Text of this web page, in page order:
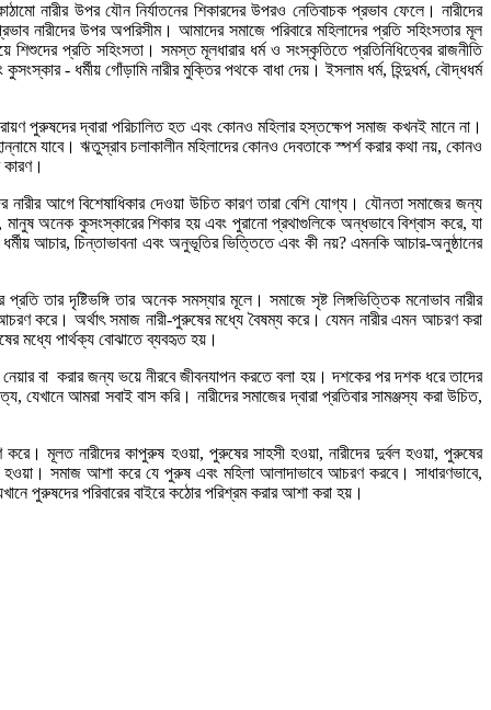
নারীর উপর যৌন নির্যাতনের শিকারদের উপরও নেতিবাচক প্রভাব ফেলে। নারীদের
নারীদের উপর অপরিসীম। আমাদের সমাজে পরিবারে মহিলাদের প্রতি সহিংসতার মূল
শিশুদের প্রতি সহিংসতা। সমস্ত মূলধারার ধর্ম ও সংস্কৃতিতে প্রতিনিধিত্বের রাজনীতি
- ধর্মীয় গোঁড়ামি নারীর মুক্তির পথকে বাধা দেয়। ইসলাম ধর্ম, হিন্দুধর্ম, বৌদ্ধধর্ম
পুরুষদের দ্বারা পরিচালিত হত এবং কোনও মহিলার হস্তক্ষেপ সমাজ কখনই মানে না।
যাবে। ঋতুস্রাব চলাকালীন মহিলাদের কোনও দেবতাকে স্পর্শ করার কথা নয়, কোনও
কারণ।
নারীর আগে বিশেষাধিকার দেওয়া উচিত কারণ তারা বেশি যোগ্য। যৌনতা সমাজের জন্য
অনেক কুসংস্কারের শিকার হয় এবং পুরানো প্রথাগুলিকে অন্ধভাবে বিশ্বাস করে, যা
আচার, চিন্তাভাবনা এবং অনুভূতির ভিত্তিতে এবং কী নয়? এমনকি আচার-অনুষ্ঠানের
তার দৃষ্টিভঙ্গি তার অনেক সমস্যার মূলে। সমাজে সৃষ্ট লিঙ্গভিত্তিক মনোভাব নারীর
করে। অর্থাৎ সমাজ নারী-পুরুষের মধ্যে বৈষম্য করে। যেমন নারীর এমন আচরণ করা
মধ্যে পার্থক্য বোঝাতে ব্যবহৃত হয়।
বা করার জন্য ভয়ে নীরবে জীবনযাপন করতে বলা হয়। দশকের পর দশক ধরে তাদের
আমরা সবাই বাস করি। নারীদের সমাজের দ্বারা প্রতিবার সামঞ্জস্য করা উচিত,
মূলত নারীদের কাপুরুষ হওয়া, পুরুষের সাহসী হওয়া, নারীদের দুর্বল হওয়া, পুরুষের
হওয়া। সমাজ আশা করে যে পুরুষ এবং মহিলা আলাদাভাবে আচরণ করবে। সাধারণভাবে,
পুরুষদের পরিবারের বাইরে কঠোর পরিশ্রম করার আশা করা হয়।